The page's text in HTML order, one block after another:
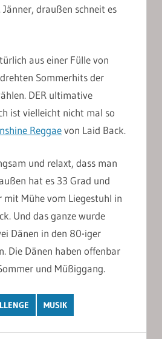
draußen schneit es
aus einer Fülle von
Sommerhits der
DER ultimative
ist vielleicht nicht mal so
Reggaevon Laid Back.
und relaxt, dass man
hat es 33 Grad und
mit Mühe vom Liegestuhl in
Und das ganze wurde
Dänen in den 80-iger
Die Dänen haben offenbar
und Müßiggang.
MUSIK